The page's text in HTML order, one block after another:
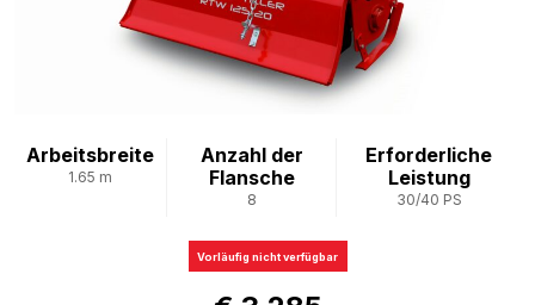
Arbeitsbreite
1.65 m
Anzahl der
Flansche
8
Erforderliche
Leistung
30/40 PS
Vorläufig nicht verfügbar